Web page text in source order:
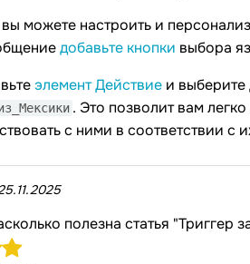
можете настроить и
добавьте кнопки выбора
элемент Действие и выберите
. Это позволит вам
с ними в соответствии с
полезна статья "Триггер